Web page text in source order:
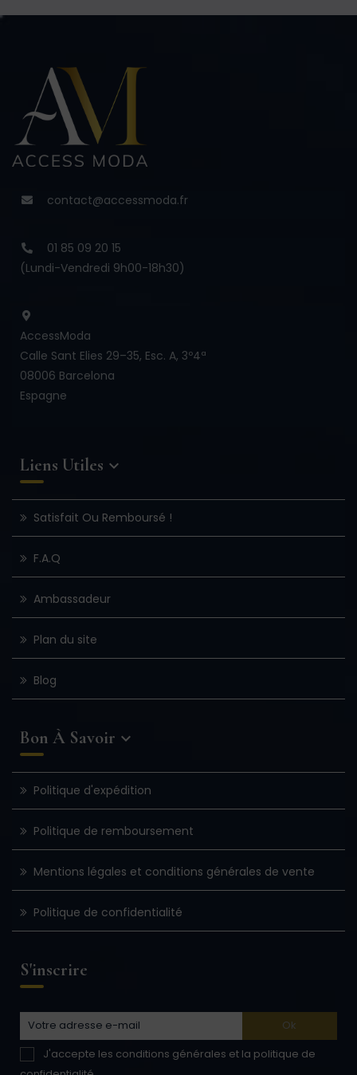
contact@accessmoda.fr
01 85 09 20 15
(Lundi-Vendredi 9h00-18h30)
AccessModa
Calle Sant Elies 29–35, Esc. A, 3º4ª
08006 Barcelona
Espagne
Liens Utiles 
Satisfait Ou Remboursé !
F.A.Q
Ambassadeur
Plan du site
Blog
Bon À Savoir 
Politique d'expédition
Politique de remboursement
Mentions légales et conditions générales de vente
Politique de confidentialité
S'inscrire
J'accepte les conditions générales et la politique de